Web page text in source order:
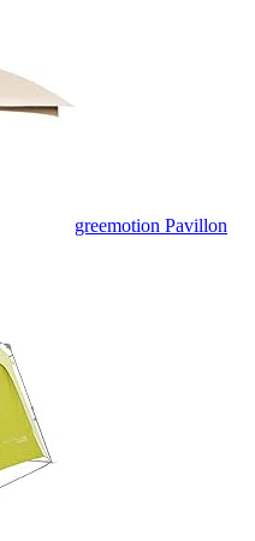
greemotion Pavillon